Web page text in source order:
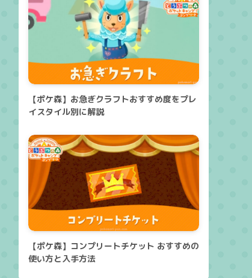
【ポケ森】お急ぎクラフトおすすめ度をプレ
イスタイル別に解説
【ポケ森】コンプリートチケット おすすめの
使い方と入手方法